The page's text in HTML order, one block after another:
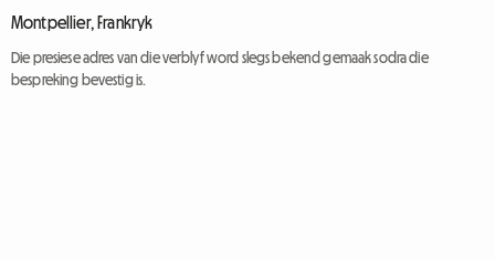
Montpellier, Frankryk
Die presiese adres van die verblyf word slegs bekend gemaak sodra die
bespreking bevestig is.